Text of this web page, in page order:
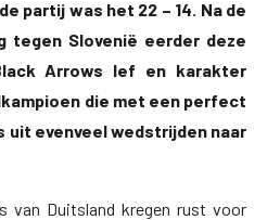
partij was het 22 – 14. Na de
tegen Slovenië eerder deze
Arrows lef en karakter
die met een perfect
uit evenveel wedstrijden naar
van Duitsland kregen rust voor